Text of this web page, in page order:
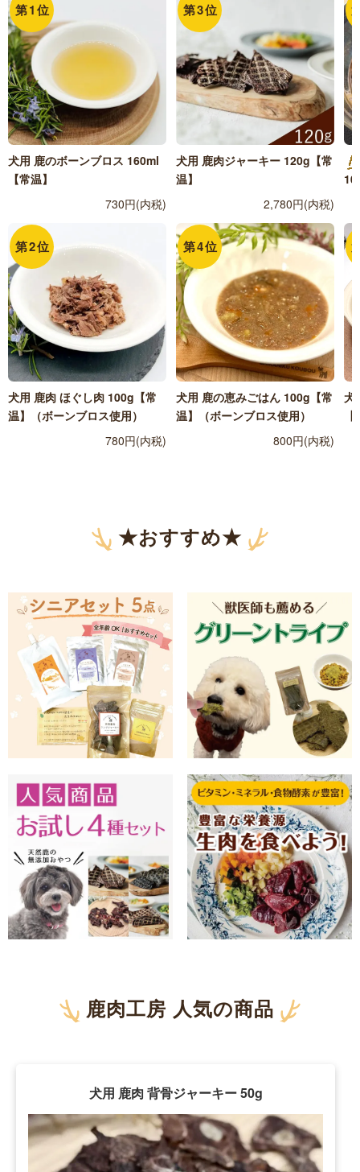
第1位
犬用 鹿のボーンブロス 160ml
【常温】
730円(内税)
第2位
犬用 鹿肉 ほぐし肉 100g【常
温】（ボーンブロス使用）
780円(内税)
第3位
犬用 鹿肉ジャーキー 120g【常
温】
2,780円(内税)
第4位
犬用 鹿の恵みごはん 100g【常
温】（ボーンブロス使用）
800円(内税)
犬
★おすすめ★
鹿肉工房 人気の商品
犬用 鹿肉 背骨ジャーキー 50g